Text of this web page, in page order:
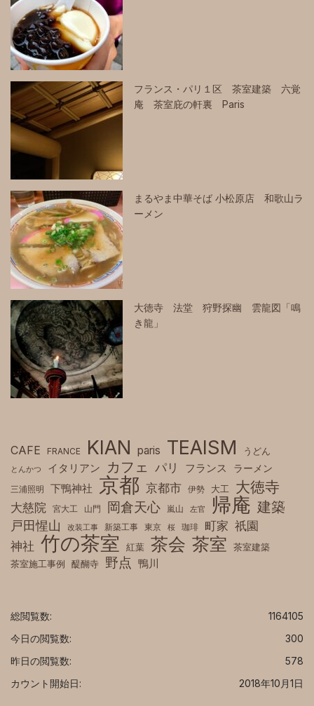
フランス・パリ１区 茶室建築 六覚
庵 茶室庇の軒裏 Paris
まるやま中華そば 小松原店 和歌山ラ
ーメン
大徳寺 法堂 狩野探幽 雲龍図「鳴
き龍」
CAFE FRANCE KIAN paris TEAISM うどん
とんかつ イタリアン カフェ パリ フランス ラーメン
三浦照明 下鴨神社 京都 京都市 伊勢 大工 大徳寺
大慈院 宮大工 山門 岡倉天心 嵐山 左官 帰庵 建築
戸田惺山 改装工事 新築工事 東京 桜 珈琲 町家 祇園
神社 竹の茶室 紅葉 茶会 茶室
茶室建築
茶室施工事例
醍醐寺 野点 鴨川
1164105
総閲覧数:
300
今日の閲覧数:
578
昨日の閲覧数:
2018年10月1日
カウント開始日: